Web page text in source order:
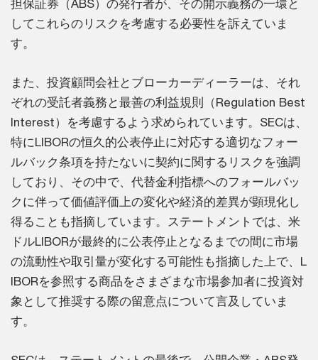
担保証券（ABS）の発行者が、その開示義務の一環と
してこれらのリスクを考慮する必要性を訴えていま
す。
また、投資顧問会社とブローカーディーラーは、それ
ぞれの受託者義務と最善の利益規則（Regulation Best
Interest）を考慮するよう求められています。SECは、
特にLIBORの恒久的公表停止に対応する適切なフォー
ルバック条項を持たないに契約に関するリスクを強調
しており、その中で、代替金利指標へのフォールバッ
クに伴って価値評価上の変化や経済的差異が顕現化し
得ることも指摘しています。ステートメントでは、米
ドルLIBORが最終的に公表停止となるまでの間に市場
の流動性や取引量が変化する可能性も指摘した上で、L
IBORを参照する商品をさまざまな市場参加者に投資対
象として推奨する際の留意点について言及していま
す。